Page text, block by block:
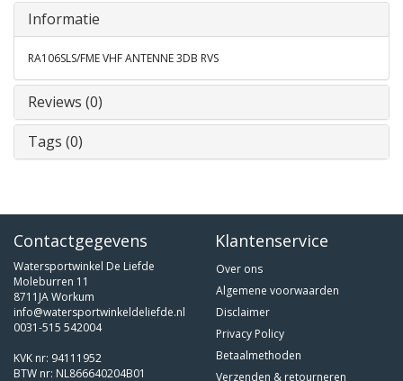
Informatie
RA106SLS/FME VHF ANTENNE 3DB RVS
Reviews (0)
Tags (0)
Contactgegevens
Watersportwinkel De Liefde
Moleburren 11
8711JA Workum
info@watersportwinkeldeliefde.nl
0031-515 542004
KVK nr: 94111952
BTW nr: NL866640204B01
Klantenservice
Over ons
Algemene voorwaarden
Disclaimer
Privacy Policy
Betaalmethoden
Verzenden & retourneren